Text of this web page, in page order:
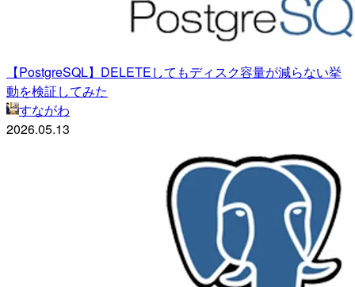
【PostgreSQL】DELETEしてもディスク容量が減らない挙
動を検証してみた
すながわ
2026.05.13